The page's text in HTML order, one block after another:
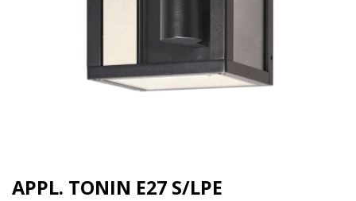
APPL. TONIN E27 S/LPE